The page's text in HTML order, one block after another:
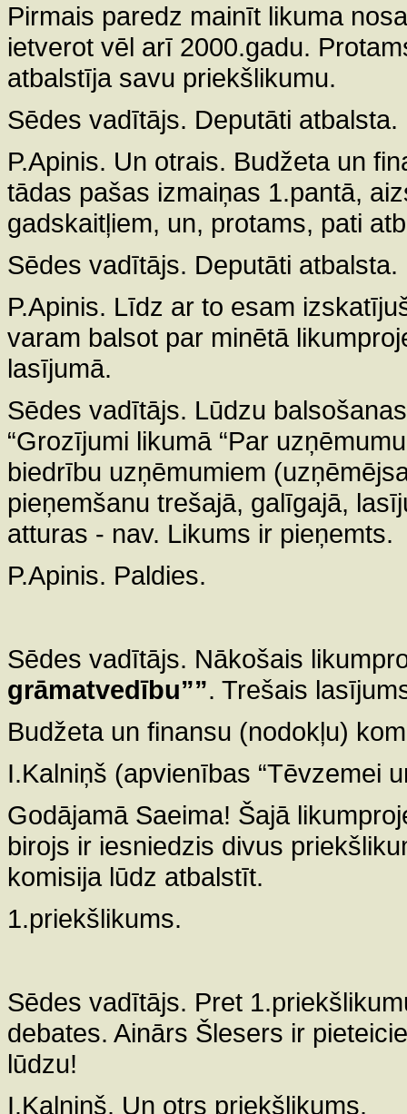
Pirmais paredz mainīt likuma
ietverot vēl arī 2000.gadu.
atbalstīja savu priekšlikumu.
Sēdes vadītājs. Deputāti atbalsta.
P.Apinis. Un otrais. Budžeta un
tādas pašas izmaiņas 1.pantā,
gadskaitļiem, un, protams, pati
Sēdes vadītājs. Deputāti atbalsta.
P.Apinis. Līdz ar to esam
varam balsot par minētā
lasījumā.
Sēdes vadītājs. Lūdzu
“Grozījumi likumā “Par
biedrību uzņēmumiem
pieņemšanu trešajā, galīgajā,
atturas - nav. Likums ir pieņemts.
P.Apinis. Paldies.
Sēdes vadītājs. Nākošais
grāmatvedību””. Trešais
Budžeta un finansu (nodokļu)
I.Kalniņš (apvienības “Tēvzemei
Godājamā Saeima! Šajā
birojs ir iesniedzis divus
komisija lūdz atbalstīt.
1.priekšlikums.
Sēdes vadītājs. Pret
debates. Ainārs Šlesers ir
lūdzu!
I.Kalniņš. Un otrs priekšlikums.